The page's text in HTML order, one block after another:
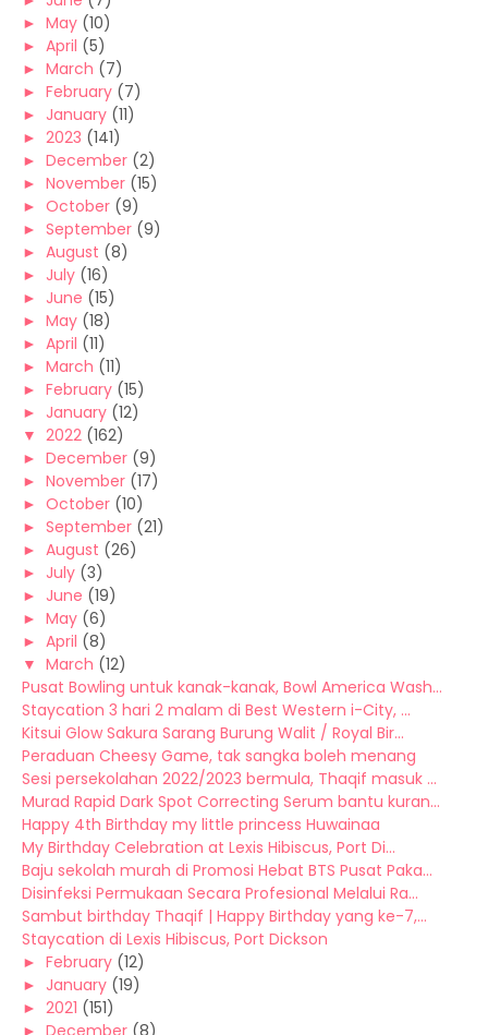
► May (10)
► April (5)
► March (7)
► February (7)
► January (11)
► 2023 (141)
► December (2)
► November (15)
► October (9)
► September (9)
► August (8)
► July (16)
► June (15)
► May (18)
► April (11)
► March (11)
► February (15)
► January (12)
▼ 2022 (162)
► December (9)
► November (17)
► October (10)
► September (21)
► August (26)
► July (3)
► June (19)
► May (6)
► April (8)
▼ March (12)
Pusat Bowling untuk kanak-kanak, Bowl America Wash...
Staycation 3 hari 2 malam di Best Western i-City, ...
Kitsui Glow Sakura Sarang Burung Walit / Royal Bir...
Peraduan Cheesy Game, tak sangka boleh menang
Sesi persekolahan 2022/2023 bermula, Thaqif masuk ...
Murad Rapid Dark Spot Correcting Serum bantu kuran...
Happy 4th Birthday my little princess Huwainaa
My Birthday Celebration at Lexis Hibiscus, Port Di...
Baju sekolah murah di Promosi Hebat BTS Pusat Paka...
Disinfeksi Permukaan Secara Profesional Melalui Ra...
Sambut birthday Thaqif | Happy Birthday yang ke-7,...
Staycation di Lexis Hibiscus, Port Dickson
► February (12)
► January (19)
► 2021 (151)
► December (8)